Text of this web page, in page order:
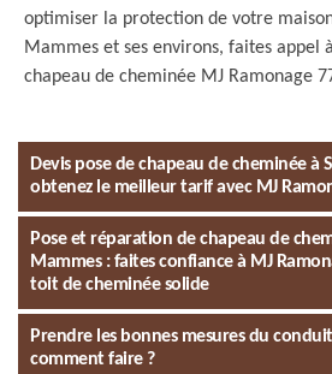
optimiser la protection de votre
Mammes et ses environs, faites appel
chapeau de cheminée MJ Ramonage
Devis pose de chapeau de cheminée à
obtenez le meilleur tarif avec MJ
Pose et réparation de chapeau de
Mammes : faites confiance à MJ
toit de cheminée solide
Prendre les bonnes mesures du
comment faire ?